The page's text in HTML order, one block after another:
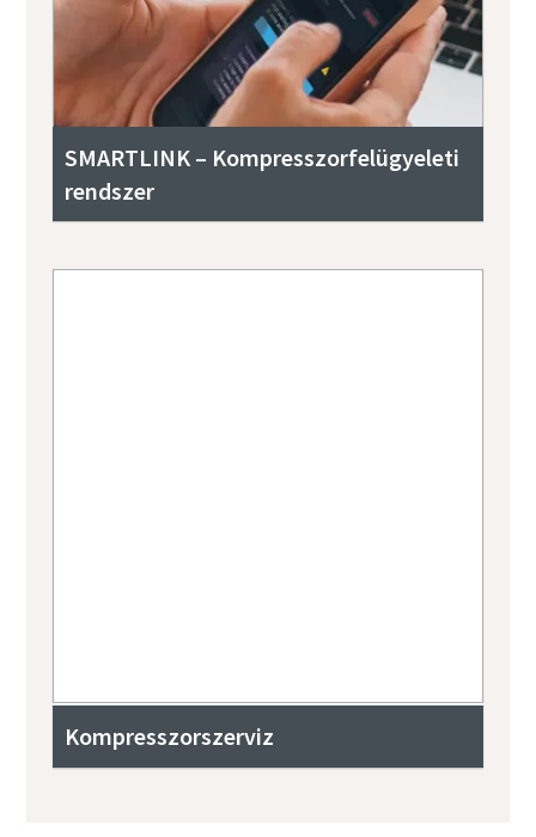
SMARTLINK – Kompresszorfelügyeleti
rendszer
Kompresszorszerviz